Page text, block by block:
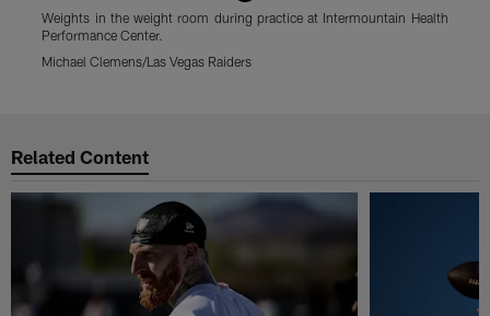
Weights in the weight room during practice at Intermountain Health
Performance Center.
Michael Clemens/Las Vegas Raiders
Related Content